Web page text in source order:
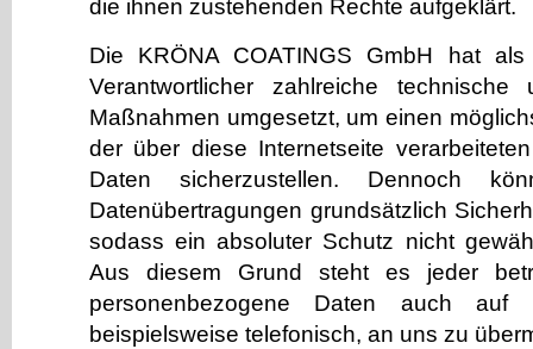
die ihnen zustehenden Rechte aufgeklärt.
Die KRÖNA COATINGS GmbH hat
Verantwortlicher zahlreiche technische
Maßnahmen umgesetzt, um einen
der über diese Internetseite
Daten sicherzustellen. Dennoch
Datenübertragungen grundsätzlich
sodass ein absoluter Schutz nicht
Aus diesem Grund steht es jeder
personenbezogene Daten auch auf
beispielsweise telefonisch, an uns zu